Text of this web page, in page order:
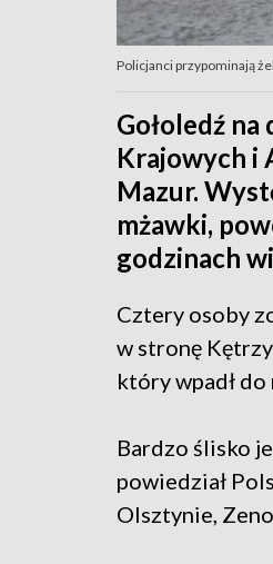
Policjanci przypominają
Gołoledź
Krajowych i
Mazur.
mżawki,
godzinach
Cztery osoby
w stronę
który wpadł do
Bardzo ślisko
powiedział
Olsztynie,